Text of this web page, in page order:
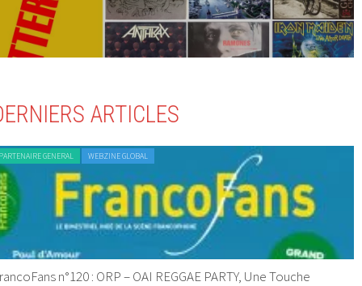
ARTICLES
GENERAL WEBZINE GLOBAL
n°120 : ORP – OAI REGGAE PARTY, Une Touche